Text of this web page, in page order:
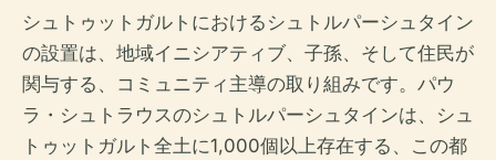
シュトゥットガルトにおけるシュトルパーシュタイン
の設置は、地域イニシアティブ、子孫、そして住民が
関与する、コミュニティ主導の取り組みです。パウ
ラ・シュトラウスのシュトルパーシュタインは、シュ
トゥットガルト全土に1,000個以上存在する、この都